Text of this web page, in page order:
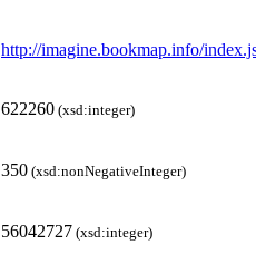
http://imagine.bookmap.info/
622260 (xsd:integer)
350 (xsd:nonNegativeInteger)
56042727 (xsd:integer)